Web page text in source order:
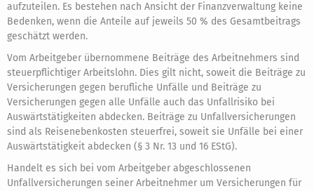
aufzuteilen. Es bestehen nach Ansicht der Finanzverwaltung keine
Bedenken, wenn die Anteile auf jeweils 50 % des Gesamtbeitrags
geschätzt werden.
Vom Arbeitgeber übernommene Beiträge des Arbeitnehmers sind
steuerpflichtiger Arbeitslohn. Dies gilt nicht, soweit die Beiträge zu
Versicherungen gegen berufliche Unfälle und Beiträge zu
Versicherungen gegen alle Unfälle auch das Unfallrisiko bei
Auswärtstätigkeiten abdecken. Beiträge zu Unfallversicherungen
sind als Reisenebenkosten steuerfrei, soweit sie Unfälle bei einer
Auswärtstätigkeit abdecken (§ 3 Nr. 13 und 16 EStG).
Handelt es sich bei vom Arbeitgeber abgeschlossenen
Unfallversicherungen seiner Arbeitnehmer um Versicherungen für